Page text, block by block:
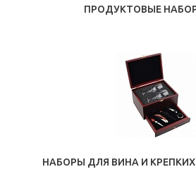
ПРОДУКТОВЫЕ
НАБОРЫ ДЛЯ ВИНА И